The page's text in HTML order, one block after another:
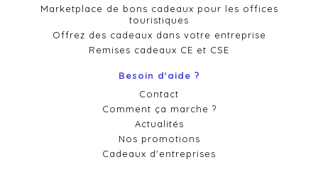
Marketplace de bons cadeaux pour les offices
touristiques
Offrez des cadeaux dans votre entreprise
Remises cadeaux CE et CSE
Besoin d'aide ?
Contact
Comment ça marche ?
Actualités
Nos promotions
Cadeaux d'entreprises